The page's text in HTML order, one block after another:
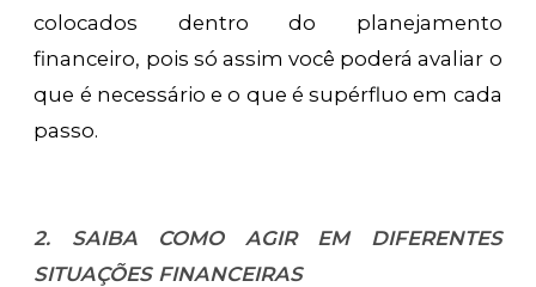
colocados dentro do planejamento
financeiro, pois só assim você poderá avaliar o
que é necessário e o que é supérfluo em cada
passo.
2. SAIBA COMO AGIR EM DIFERENTES
SITUAÇÕES FINANCEIRAS